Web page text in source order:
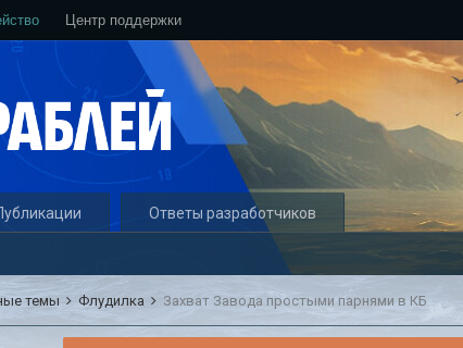
Центр поддержки
Ответы разработчиков
темы Флудилка Захват Завода простыми парнями в КБ